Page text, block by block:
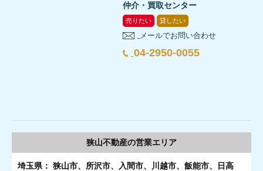
仲介・買取センター
売りたい 貸したい
メールでお問い合わせ
04-2950-0055
狭山不動産の営業エリア
埼玉県： 狭山市、所沢市、入間市、川越市、飯能市、日高